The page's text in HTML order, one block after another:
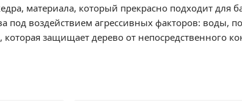
материала, который прекрасно подходит для
под воздействием агрессивных факторов:
защищает дерево от непосредственного